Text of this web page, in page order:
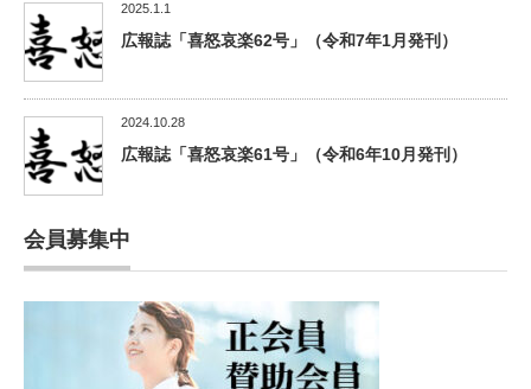
2025.1.1
広報誌「喜怒哀楽62号」（令和7年1月発刊）
2024.10.28
広報誌「喜怒哀楽61号」（令和6年10月発刊）
会員募集中